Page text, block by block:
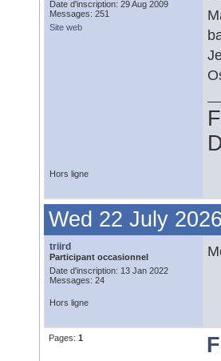
Date d'inscription: 29 Aug 2009
Messages: 251
Site web
Hors ligne
Wed 22 July
triird
Participant occasionnel
Date d'inscription: 13 Jan 2022
Messages: 24
Hors ligne
Pages: 1